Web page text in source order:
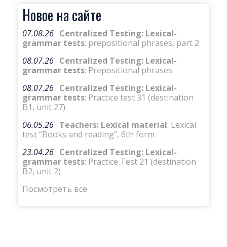
Новое на сайте
07.08.26 Centralized Testing: Lexical-
grammar tests: prepositional phrases, part 2
08.07.26 Centralized Testing: Lexical-
grammar tests: Prepositional phrases
08.07.26 Centralized Testing: Lexical-
grammar tests: Practice test 31 (destination
B1, unit 27)
06.05.26 Teachers: Lexical material: Lexical
test “Books and reading”, 6th form
23.04.26 Centralized Testing: Lexical-
grammar tests: Practice Test 21 (destination
B2, unit 2)
Посмотреть все